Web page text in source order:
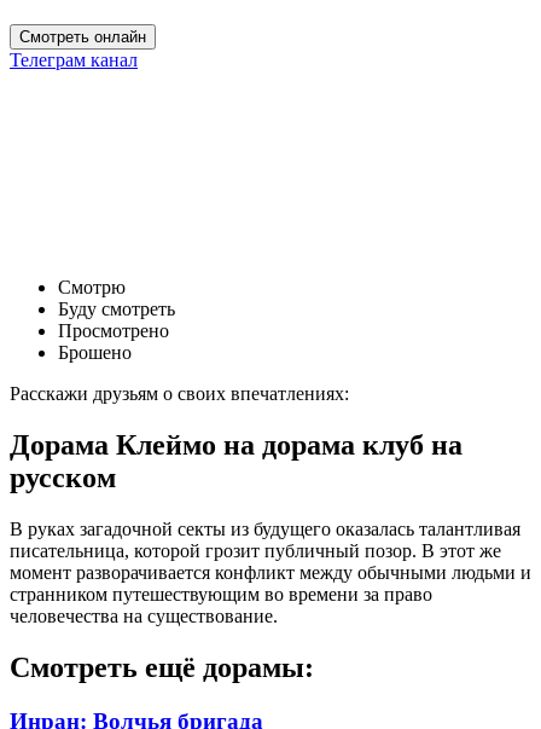
Смотреть онлайн
Телеграм канал
Смотрю
Буду смотреть
Просмотрено
Брошено
Расскажи друзьям о своих впечатлениях:
Дорама Клеймо на дорама клуб на
русском
В руках загадочной секты из будущего оказалась талантливая
писательница, которой грозит публичный позор. В этот же
момент разворачивается конфликт между обычными людьми и
странником путешествующим во времени за право
человечества на существование.
Смотреть ещё дорамы:
Инран: Волчья бригада